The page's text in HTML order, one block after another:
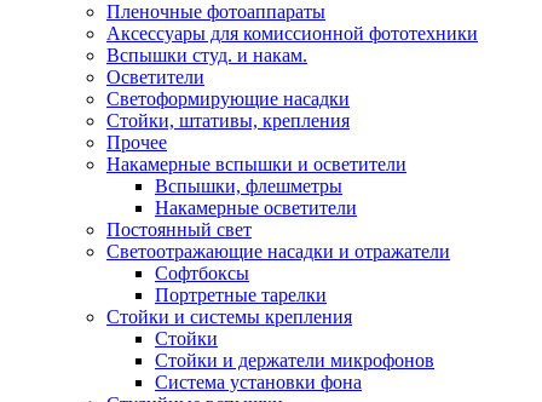
Пленочные фотоаппараты
Аксессуары для комиссионной фототехники
Вспышки студ. и накам.
Осветители
Светоформирующие насадки
Стойки, штативы, крепления
Прочее
Накамерные вспышки и осветители
Вспышки, флешметры
Накамерные осветители
Постоянный свет
Светоотражающие насадки и отражатели
Софтбоксы
Портретные тарелки
Стойки и системы крепления
Стойки
Стойки и держатели микрофонов
Система установки фона